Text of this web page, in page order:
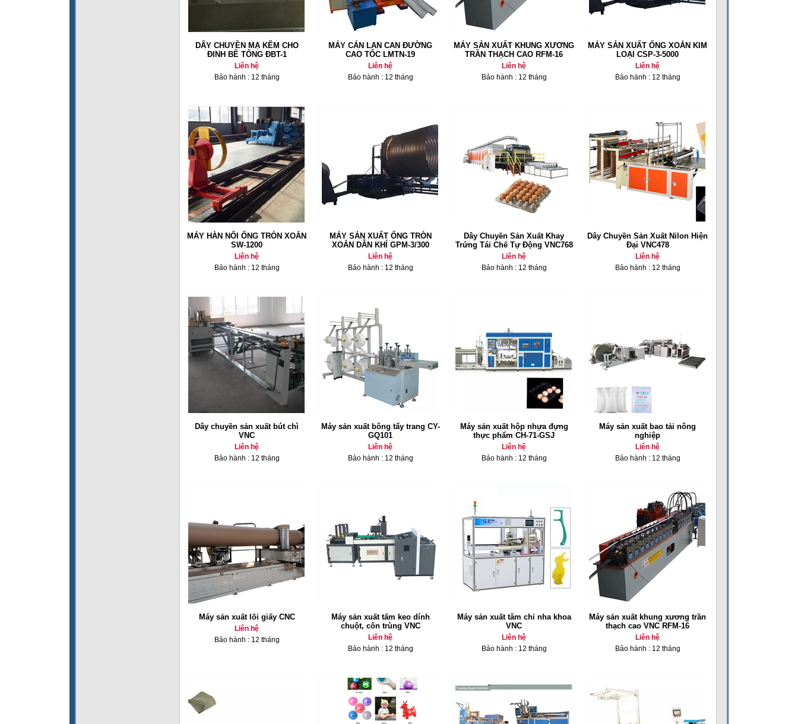
DÂY CHUYỀN MẠ KẼM CHO
ĐINH BÊ TÔNG ĐBT-1
Liên hệ
Bảo hành : 12 tháng
MÁY CÁN LAN CAN ĐƯỜNG
CAO TỐC LMTN-19
Liên hệ
Bảo hành : 12 tháng
MÁY SẢN XUẤT KHUNG XƯƠNG
TRẦN THẠCH CAO RFM-16
Liên hệ
Bảo hành : 12 tháng
MÁY SẢN XUẤT ỐNG XOẮN KIM
LOẠI CSP-3-5000
Liên hệ
Bảo hành : 12 tháng
MÁY HÀN NỐI ỐNG TRÒN XOẮN
SW-1200
Liên hệ
Bảo hành : 12 tháng
MÁY SẢN XUẤT ỐNG TRÒN
XOẮN DẪN KHÍ GPM-3/300
Liên hệ
Bảo hành : 12 tháng
Dây Chuyền Sản Xuất Khay
Trứng Tái Chế Tự Động VNC768
Liên hệ
Bảo hành : 12 tháng
Dây Chuyền Sản Xuất Nilon Hiện
Đại VNC478
Liên hệ
Bảo hành : 12 tháng
Dây chuyền sản xuất bút chì
VNC
Liên hệ
Bảo hành : 12 tháng
Máy sản xuất bông tẩy trang CY-
GQ101
Liên hệ
Bảo hành : 12 tháng
Máy sản xuất hộp nhựa đựng
thực phẩm CH-71-GSJ
Liên hệ
Bảo hành : 12 tháng
Máy sản xuất bao tải nông
nghiệp
Liên hệ
Bảo hành : 12 tháng
Máy sản xuất lõi giấy CNC
Liên hệ
Bảo hành : 12 tháng
Máy sản xuất tấm keo dính
chuột, côn trùng VNC
Liên hệ
Bảo hành : 12 tháng
Máy sản xuất tăm chỉ nha khoa
VNC
Liên hệ
Bảo hành : 12 tháng
Máy sản xuất khung xương trần
thạch cao VNC RFM-16
Liên hệ
Bảo hành : 12 tháng